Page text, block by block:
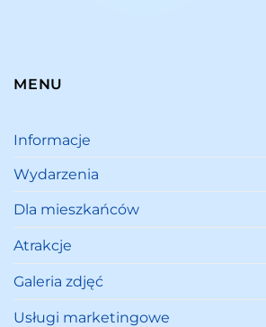
MENU
Informacje
Wydarzenia
Dla mieszkańców
Atrakcje
Galeria zdjęć
Usługi marketingowe